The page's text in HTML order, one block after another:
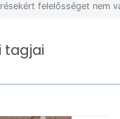
felelősséget nem
tagjai